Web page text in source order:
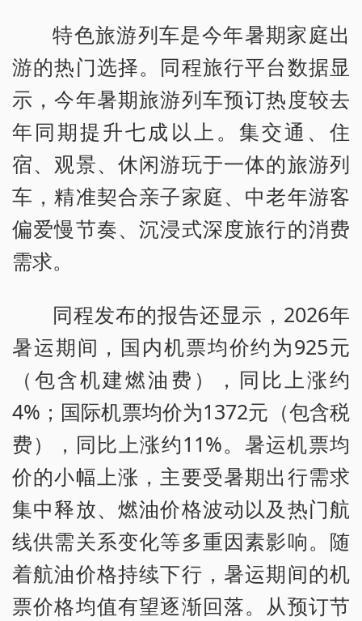
特色旅游列车是今年暑期家庭出
游的热门选择。同程旅行平台数据显
示，今年暑期旅游列车预订热度较去
年同期提升七成以上。集交通、住
宿、观景、休闲游玩于一体的旅游列
车，精准契合亲子家庭、中老年游客
偏爱慢节奏、沉浸式深度旅行的消费
需求。
同程发布的报告还显示，2026年
暑运期间，国内机票均价约为925元
（包含机建燃油费），同比上涨约
4%；国际机票均价为1372元（包含税
费），同比上涨约11%。暑运机票均
价的小幅上涨，主要受暑期出行需求
集中释放、燃油价格波动以及热门航
线供需关系变化等多重因素影响。随
着航油价格持续下行，暑运期间的机
票价格均值有望逐渐回落。从预订节